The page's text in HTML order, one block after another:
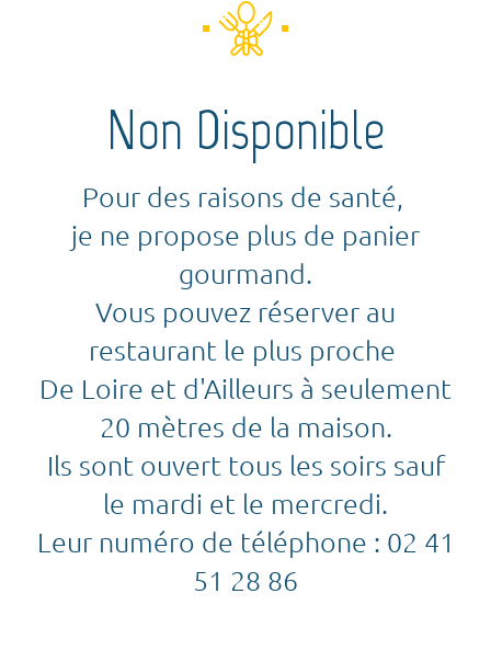
Non Disponible
Pour des raisons de santé,
je ne propose plus de panier
gourmand.
Vous pouvez réserver au
restaurant le plus proche
De Loire et d'Ailleurs à seulement
20 mètres de la maison.
Ils sont ouvert tous les soirs sauf
le mardi et le mercredi.
Leur numéro de téléphone : 02 41
51 28 86